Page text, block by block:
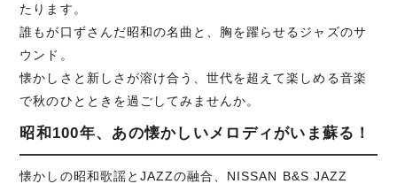
たります。
誰もが口ずさんだ昭和の名曲と、胸を躍らせるジャズのサ
ウンド。
懐かしさと新しさが溶け合う、世代を超えて楽しめる音楽
で秋のひとときを過ごしてみませんか。
昭和100年、あの懐かしいメロディがいま蘇る！
懐かしの昭和歌謡とJAZZの融合、NISSAN B&S JAZZ